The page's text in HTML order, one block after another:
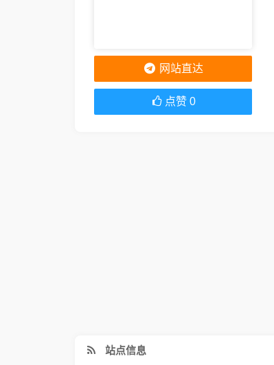
网站直达
点赞 0
站点信息